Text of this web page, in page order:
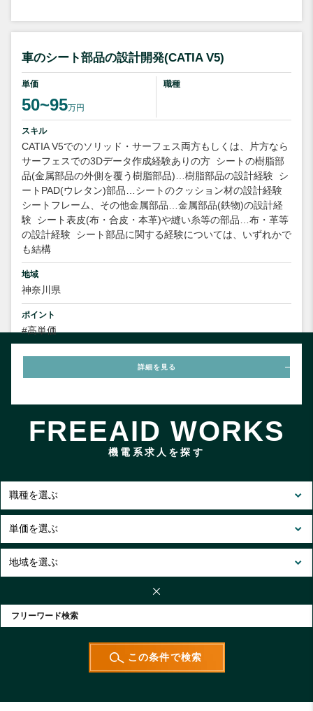
車のシート部品の設計開発(CATIA V5)
単価
50~95万円
職種
スキル
CATIA V5でのソリッド・サーフェス両方もしくは、片方なら
サーフェスでの3Dデータ作成経験ありの方 シートの樹脂部
品(金属部品の外側を覆う樹脂部品)…樹脂部品の設計経験 シ
ートPAD(ウレタン)部品…シートのクッション材の設計経験
シートフレーム、その他金属部品…金属部品(鉄物)の設計経
験 シート表皮(布・合皮・本革)や縫い糸等の部品…布・革等
の設計経験 シート部品に関する経験については、いずれかで
も結構
地域
神奈川県
ポイント
#高単価
詳細を見る
FREEAID WORKS
機電系求人を探す